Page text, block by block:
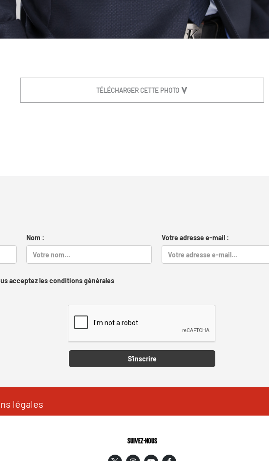
TÉLÉCHARGER CETTE PHOTO
Nom : Votre adresse e-mail :
acceptez les conditions générales
S'inscrire
légales
SUIVEZ-NOUS